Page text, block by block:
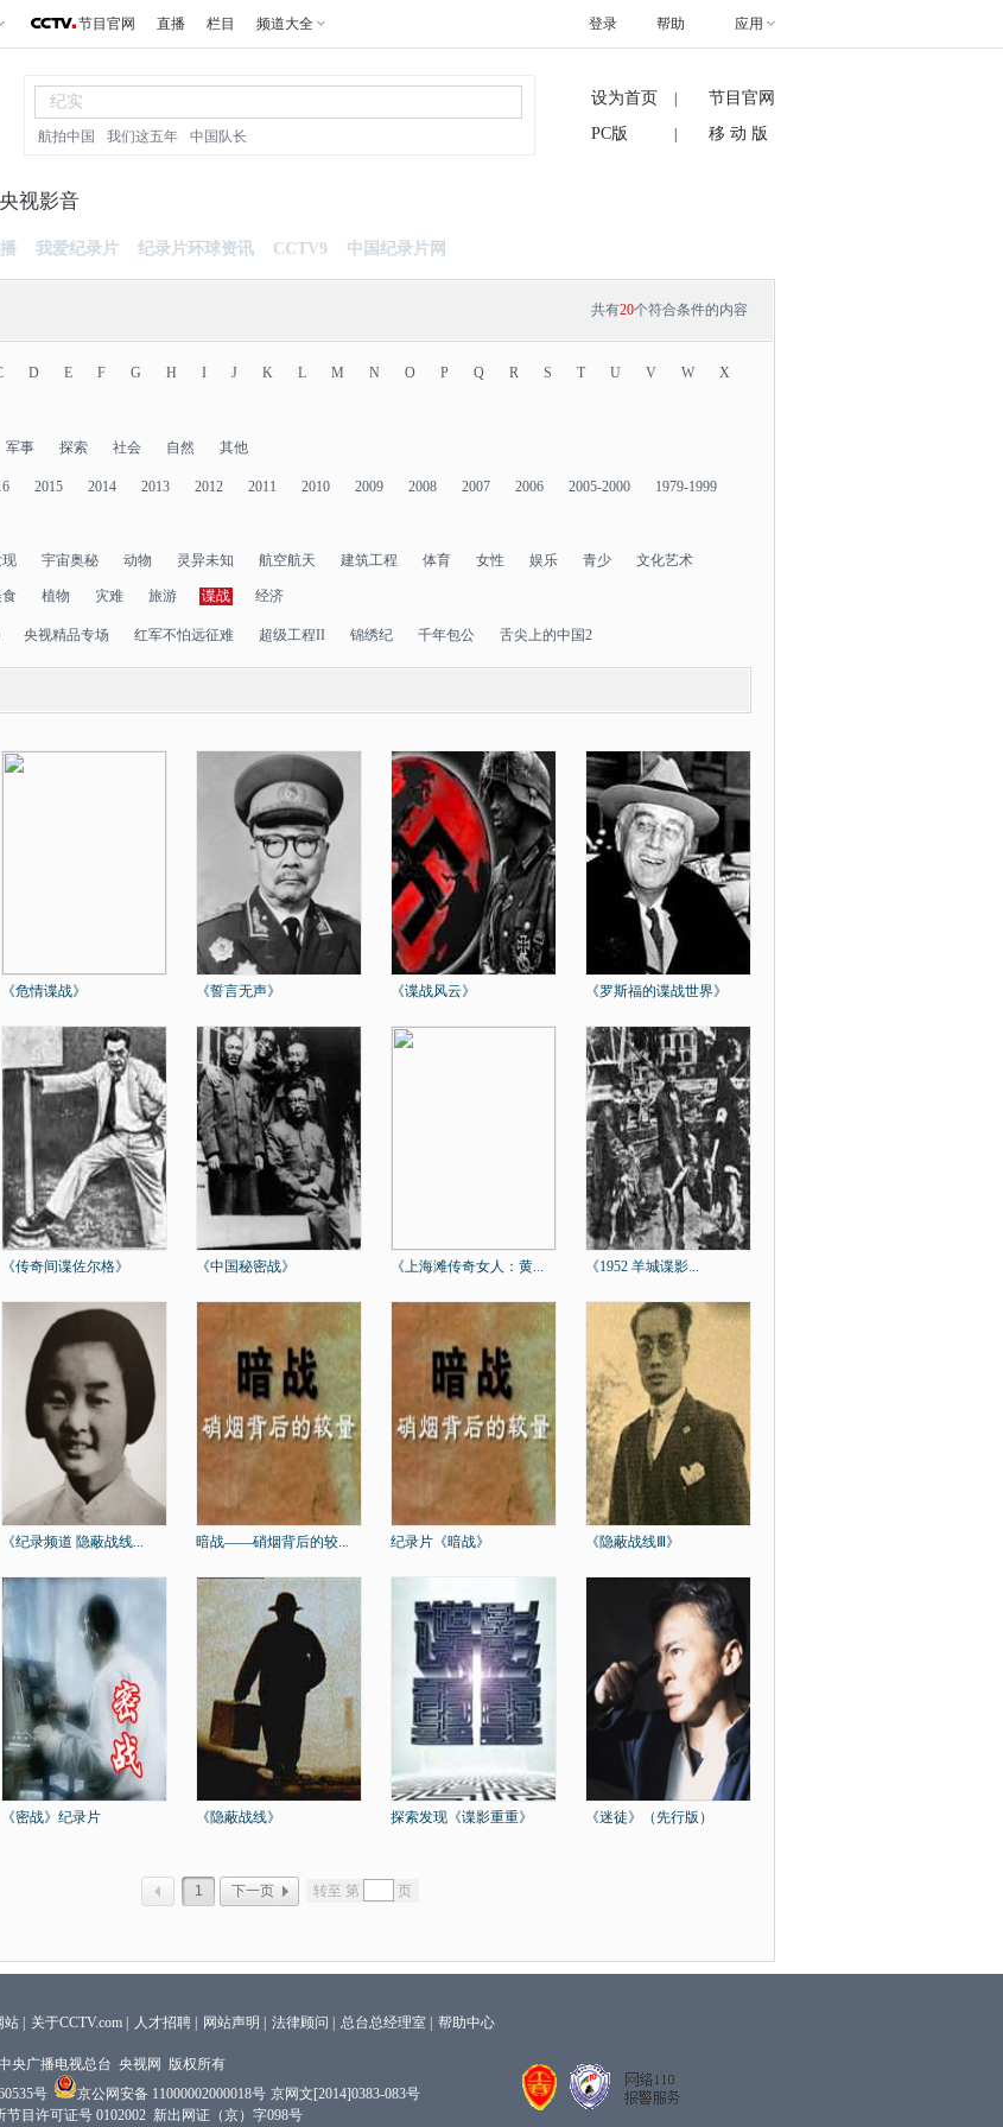
节目官网 直播 栏目 频道大全 帮助 应用
登录
航拍中国 我们这五年 中国队长
设为首页
节目官网
PC版
移 动 版
我爱纪录片 纪录片环球资讯 CCTV9 中国纪录片网
央视影音
共有20个符合条件的内容
D E F G H I J K L M N O P Q R S T U V W X
军事 探索 社会 自然 其他
2015 2014 2013 2012 2011 2010 2009 2008 2007 2006 2005-2000 1979-1999
宇宙奥秘 动物 灵异未知 航空航天 建筑工程 体育 女性 娱乐 青少 文化艺术
植物 灾难 旅游 谍战 经济
央视精品专场 红军不怕远征难 超级工程II 锦绣纪 千年包公 舌尖上的中国2
《危情谍战》 《誓言无声》 《谍战风云》 《罗斯福的谍战世界》
《传奇间谍佐尔格》 《中国秘密战》 《上海滩传奇女人：黄... 《1952 羊城谍影...
《纪录频道 隐蔽战线... 暗战——硝烟背后的较... 纪录片《暗战》 《隐蔽战线Ⅲ》
《密战》纪录片 《隐蔽战线》 探索发现《谍影重重》 《迷徒》（先行版）
1 下一页 转至 第 页
站 关于CCTV.com 人才招聘 网站声明 法律顾问 总台总经理室 帮助中心
央广播电视总台 央视网 版权所有
号 京公网安备 11000002000018号 京网文[2014]0383-083号
节目许可证号 0102002 新出网证（京）字098号